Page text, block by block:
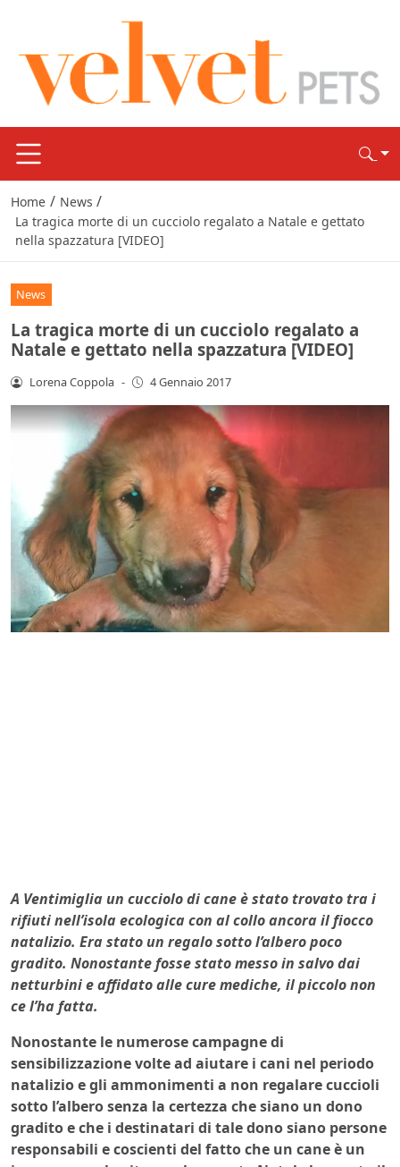
Home / News /
La tragica morte di un cucciolo regalato a Natale e gettato
nella spazzatura [VIDEO]
News
La tragica morte di un cucciolo regalato a
Natale e gettato nella spazzatura [VIDEO]
Lorena Coppola - 4 Gennaio 2017
A Ventimiglia un cucciolo di cane è stato trovato tra i
rifiuti nell’isola ecologica con al collo ancora il fiocco
natalizio. Era stato un regalo sotto l’albero poco
gradito. Nonostante fosse stato messo in salvo dai
netturbini e affidato alle cure mediche, il piccolo non
ce l’ha fatta.
Nonostante le numerose campagne di
sensibilizzazione volte ad aiutare i cani nel periodo
natalizio e gli ammonimenti a non regalare cuccioli
sotto l’alberosenza la certezza che siano un dono
gradito e che i destinatari di tale dono siano persone
responsabili e coscienti del fatto che un cane è un